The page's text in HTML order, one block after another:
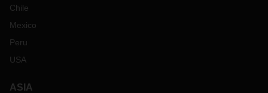
Chile
Mexico
Peru
USA
ASIA